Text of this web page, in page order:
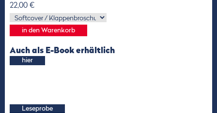
22,00 €
Auch als E-Book erhältlich
hier
Leseprobe